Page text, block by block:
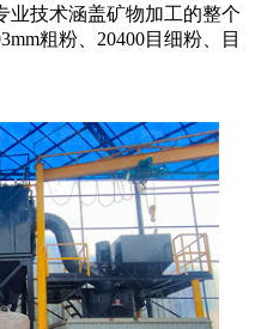
业技术涵盖矿物加工的整个
粗粉、20400目细粉、目